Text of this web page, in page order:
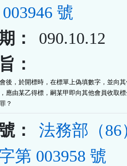
號
：
090.10.12
後，於開標時，在標單上偽填數字，並向
應由某乙得標，嗣某甲即向其他會員收取
？
：
法務部（86
第 003958 號